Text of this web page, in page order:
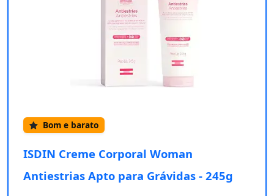
Bom e barato
ISDIN Creme Corporal Woman
Antiestrias Apto para Grávidas - 245g